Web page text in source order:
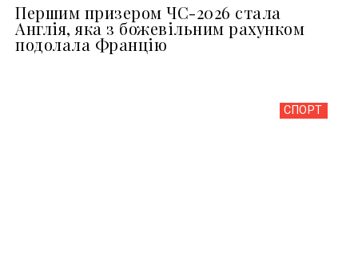
Першим призером ЧС-2026 стала
Англія, яка з божевільним рахунком
подолала Францію
СПОРТ